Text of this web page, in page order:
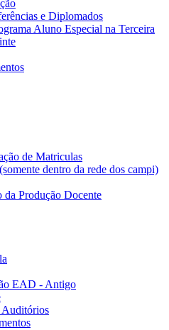
e Diplomados
Aluno Especial na Terceira
de Matriculas
dentro da rede dos campi)
da Produção Docente
EAD - Antigo
Auditórios